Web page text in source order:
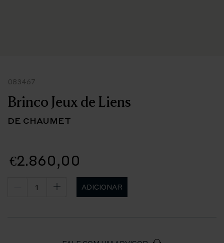
083467
Brinco Jeux de Liens
DE CHAUMET
€2.860,00
ADICIONAR